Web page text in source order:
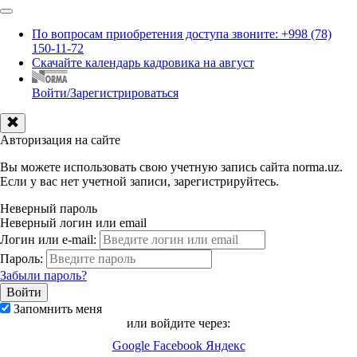
По вопросам приобретения доступа звоните: +998 (78)
150-11-72
Скачайте календарь кадровика на август
Войти/Зарегистрироваться
Авторизация на сайте
Вы можете использовать свою учетную запись сайта norma.uz.
Если у вас нет учетной записи, зарегистрируйтесь.
Неверный пароль
Неверный логин или email
Логин или e-mail:
Пароль:
Забыли пароль?
Запомнить меня
или войдите через:
Google Facebook Яндекс